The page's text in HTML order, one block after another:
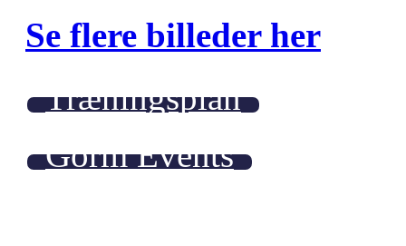
Se flere billeder her
Træningsplan
Gorm Events